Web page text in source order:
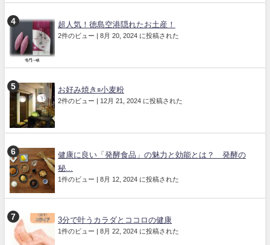
超人気！徳島空港隠れたお土産！
2件のビュー | 8月 20, 2024 に投稿された
お好み焼き🟰小麦粉
2件のビュー | 12月 21, 2024 に投稿された
健康に良い「発酵食品」の魅力と効能とは？ 発酵の
秘...
1件のビュー | 8月 12, 2024 に投稿された
3分で叶うカラダとココロの健康
1件のビュー | 8月 22, 2024 に投稿された